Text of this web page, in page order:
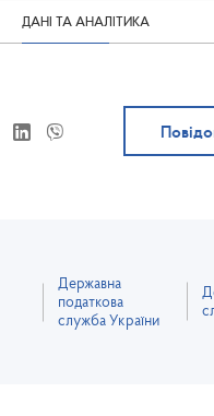
ДАНІ ТА АНАЛІТИКА
Державна
податкова
служба України